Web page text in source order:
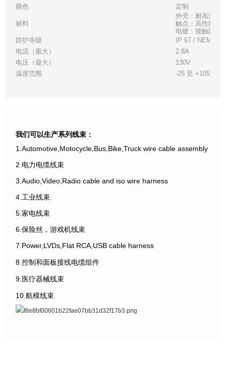
颜色
定制
材料
外壳：耐高温白
触点：高性能铜
电镀：接触区 -
防护等级
IP 67 / NEMA 6P
电流（最大）
2.8A
电压（最大）
130V
温度范围
-25 至 +105°C
我们可以生产系列线束：
1.Automotive,Motocycle,Bus,Bike,Truck wire cable assembly
2.电力电缆线束
3.Audio,Video,Radio cable and iso wire harness
4.工业线束
5.家电线束
6.保险丝，游戏机线束
7.Power,LVDs,Flat RCA,USB cable harness
8.控制和面板接线电缆组件
9.医疗器械线束
10.航模线束